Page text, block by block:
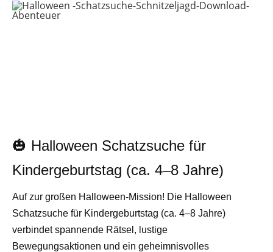
🎃 Halloween Schatzsuche für
Kindergeburtstag (ca. 4–8 Jahre)
Auf zur großen Halloween-Mission! Die Halloween
Schatzsuche für Kindergeburtstag (ca. 4–8 Jahre)
verbindet spannende Rätsel, lustige
Bewegungsaktionen und ein geheimnisvolles